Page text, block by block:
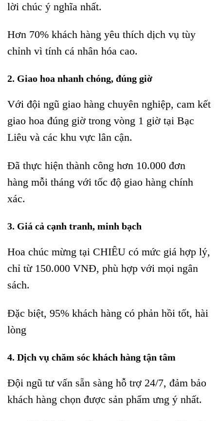
lời chúc ý nghĩa nhất.
Hơn 70% khách hàng yêu thích dịch vụ tùy
chỉnh vì tính cá nhân hóa cao.
2. Giao hoa nhanh chóng, đúng giờ
Với đội ngũ giao hàng chuyên nghiệp, cam kết
giao hoa đúng giờ trong vòng 1 giờ tại Bạc
Liêu và các khu vực lân cận.
Đã thực hiện thành công hơn 10.000 đơn
hàng mỗi tháng với tốc độ giao hàng chính
xác.
3. Giá cả cạnh tranh, minh bạch
Hoa chúc mừng tại CHIÊU có mức giá hợp lý,
chỉ từ 150.000 VNĐ, phù hợp với mọi ngân
sách.
Đặc biệt, 95% khách hàng có phản hồi tốt, hài
lòng
4. Dịch vụ chăm sóc khách hàng tận tâm
Đội ngũ tư vấn sẵn sàng hỗ trợ 24/7, đảm bảo
khách hàng chọn được sản phẩm ưng ý nhất.